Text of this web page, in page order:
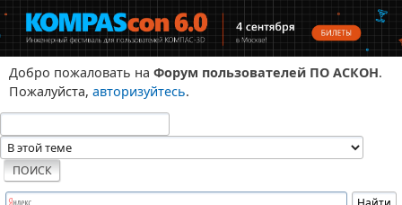
Добро пожаловать на Форум пользователей ПО АСКОН.
Пожалуйста, авторизуйтесь.